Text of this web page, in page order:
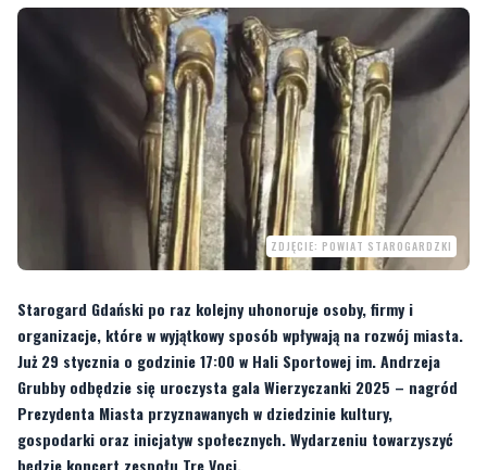
ZDJĘCIE: POWIAT STAROGARDZKI
Starogard Gdański po raz kolejny uhonoruje osoby, firmy i
organizacje, które w wyjątkowy sposób wpływają na rozwój miasta.
Już 29 stycznia o godzinie 17:00 w Hali Sportowej im. Andrzeja
Grubby odbędzie się uroczysta gala Wierzyczanki 2025 – nagród
Prezydenta Miasta przyznawanych w dziedzinie kultury,
gospodarki oraz inicjatyw społecznych. Wydarzeniu towarzyszyć
będzie koncert zespołu Tre Voci.